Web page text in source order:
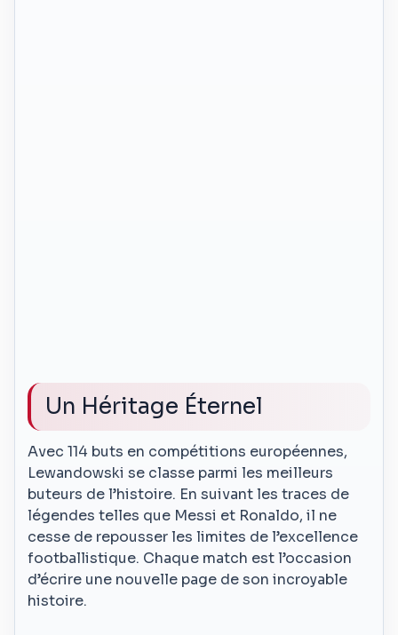
Un Héritage Éternel
Avec 114 buts en compétitions européennes,
Lewandowski se classe parmi les meilleurs
buteurs de l’histoire. En suivant les traces de
légendes telles que Messi et Ronaldo, il ne
cesse de repousser les limites de l’excellence
footballistique. Chaque match est l’occasion
d’écrire une nouvelle page de son incroyable
histoire.